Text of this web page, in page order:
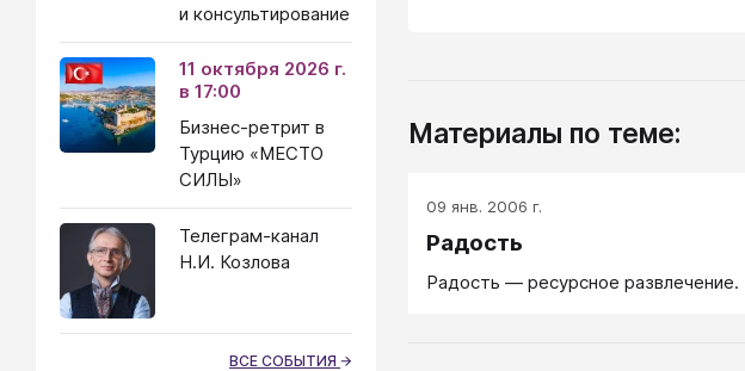
Материалы по теме:
09 янв. 2006 г.
Радость
Радость — ресурсное развлечение.
и консультирование
11 октября 2026 г.
в 17:00
Бизнес-ретрит в
Турцию «МЕСТО
СИЛЫ»
Телеграм-канал
Н.И. Козлова
ВСЕ СОБЫТИЯ